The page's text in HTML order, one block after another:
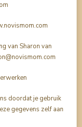
van Sharon van
doordat je gebruik
gegevens zelf aan